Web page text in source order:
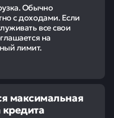
Обычно
с доходами. Если
все свои
на
лимит.
максимальная